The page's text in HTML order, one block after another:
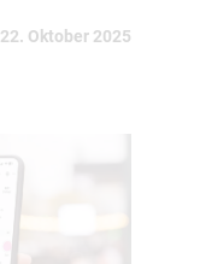
22. Oktober 2025